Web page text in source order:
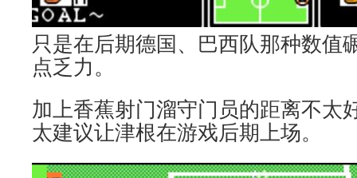
只是在后期德国、巴西队那种数值
点乏力。
加上香蕉射门溜守门员的距离不太
太建议让津根在游戏后期上场。